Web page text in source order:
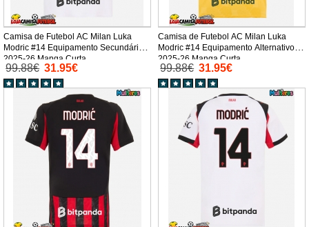
Camisa de Futebol AC Milan Luka
Modric #14 Equipamento Secundário
2025-26 Manga Curta
99.88€ 31.95€
Camisa de Futebol AC Milan Luka
Modric #14 Equipamento Alternativo
2025-26 Manga Curta
99.88€ 31.95€